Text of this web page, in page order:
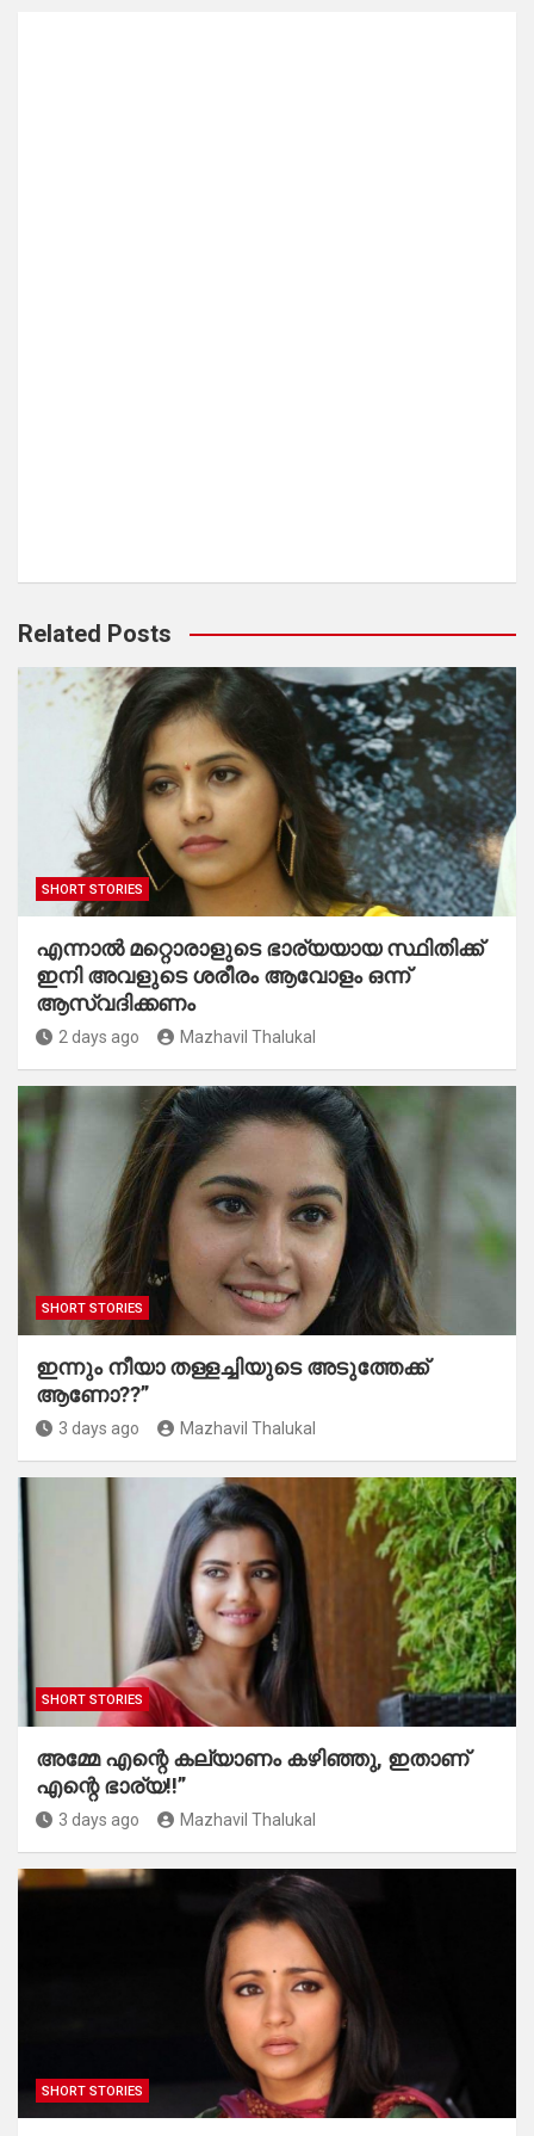
Related Posts
SHORT STORIES
എന്നാൽ മറ്റൊരാളുടെ ഭാര്യയായ സ്ഥിതിക്ക്
ഇനി അവളുടെ ശരീരം ആവോളം ഒന്ന്
ആസ്വദിക്കണം
2 days ago Mazhavil Thalukal
SHORT STORIES
ഇന്നും നീയാ തള്ളച്ചിയുടെ അടുത്തേക്ക്
ആണോ??”
3 days ago Mazhavil Thalukal
SHORT STORIES
അമ്മേ എന്റെ കല്യാണം കഴിഞ്ഞു, ഇതാണ്
എന്റെ ഭാര്യ!!”
3 days ago Mazhavil Thalukal
SHORT STORIES